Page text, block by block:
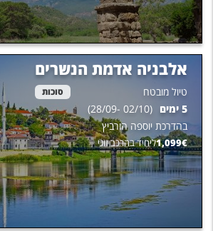
אלבניה אדמת הנשרים
טיול מובטח סוכות
5 ימים (
02/10
-
28/09
)
בהדרכת יוספה הורביץ
1,099€ ליחיד בהרכב זוגי